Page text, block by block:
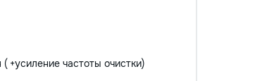
+усиление частоты очистки)